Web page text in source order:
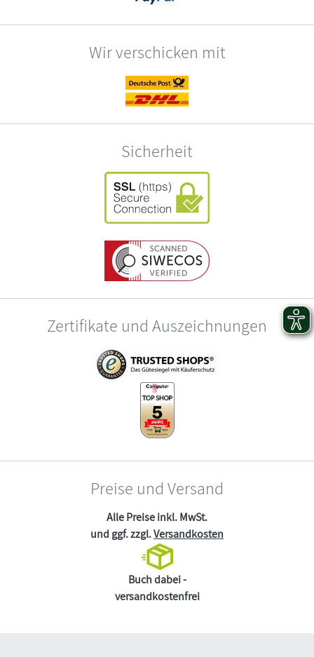
Wir verschicken mit
Sicherheit
Zertifikate und Auszeichnungen
Preise und Versand
Alle Preise inkl. MwSt.
und ggf. zzgl.Versandkosten
Buch dabei -
versandkostenfrei